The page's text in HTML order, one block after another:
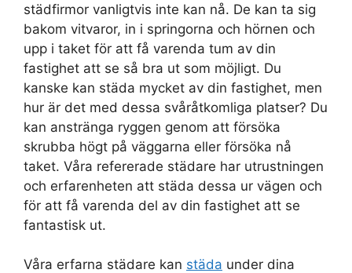
städfirmor vanligtvis inte kan nå. De kan ta sig
bakom vitvaror, in i springorna och hörnen och
upp i taket för att få varenda tum av din
fastighet att se så bra ut som möjligt. Du
kanske kan städa mycket av din fastighet, men
hur är det med dessa svåråtkomliga platser? Du
kan anstränga ryggen genom att försöka
skrubba högt på väggarna eller försöka nå
taket. Våra refererade städare har utrustningen
och erfarenheten att städa dessa ur vägen och
för att få varenda del av din fastighet att se
fantastisk ut.
Våra erfarna städare kan städa under dina